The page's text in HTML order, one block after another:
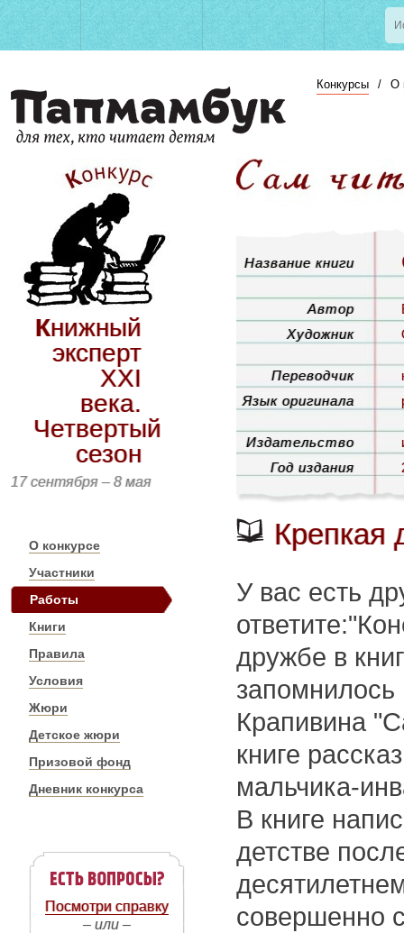
Конкурсы / О
Книжный
эксперт
ХХI
века.
Четвертый
сезон
17 сентября – 8 мая
О конкурсе
Участники
Работы
Книги
Правила
Условия
Жюри
Детское жюри
Призовой фонд
Дневник конкурса
Посмотри справку
– или –
Название книги
Автор
Художник
Переводчик
Язык оригинала
Издательство
Год издания
Крепкая
У вас есть
дружбе в
Крапивина
книге
мальчика-
В книге
детстве
совершенно